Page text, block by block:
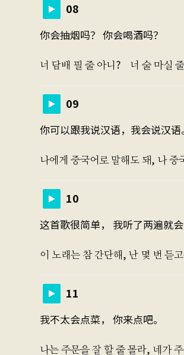
08
你会抽烟吗？ 你会喝酒吗？
너 담배 필 줄 아니? 너 술 마실
09
你可以跟我说汉语，我会说汉语。
나에게 중국어로 말해도 돼, 나 중
10
这首歌很简单， 我听了两遍就会
이 노래는 참 간단해, 난 몇 번 듣
11
我不太会点菜， 你来点吧。
나는 주문을 잘 할 줄 몰라, 네가